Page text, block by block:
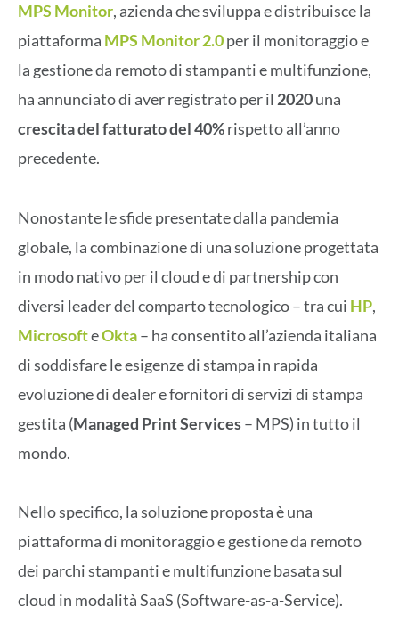
MPS Monitor, azienda che sviluppa e distribuisce la
piattaforma MPS Monitor 2.0per il monitoraggio e
la gestione da remoto di stampanti e multifunzione,
ha annunciato di aver registrato per il 2020una
crescita del fatturato del 40%rispetto all’anno
precedente.
Nonostante le sfide presentate dalla pandemia
globale, la combinazione di una soluzione progettata
in modo nativo per il cloud e di partnership con
diversi leader del comparto tecnologico – tra cui HP,
MicrosofteOkta– ha consentito all’azienda italiana
di soddisfare le esigenze di stampa in rapida
evoluzione di dealer e fornitori di servizi di stampa
gestita (Managed Print Services– MPS) in tutto il
mondo.
Nello specifico, la soluzione proposta è una
piattaforma di monitoraggio e gestione da remoto
dei parchi stampanti e multifunzione basata sul
cloud in modalità SaaS (Software-as-a-Service).